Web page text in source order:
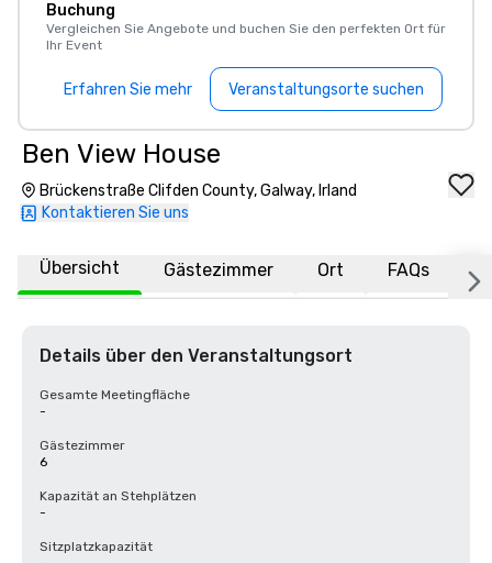
Buchung
Vergleichen Sie Angebote und buchen Sie den perfekten Ort für
Ihr Event
Erfahren Sie mehr Veranstaltungsorte suchen
Ben View House
Brückenstraße Clifden County, Galway, Irland
Kontaktieren Sie uns
Übersicht Gästezimmer Ort FAQs
Details über den Veranstaltungsort
Gesamte Meetingfläche
-
Gästezimmer
6
Kapazität an Stehplätzen
-
Sitzplatzkapazität